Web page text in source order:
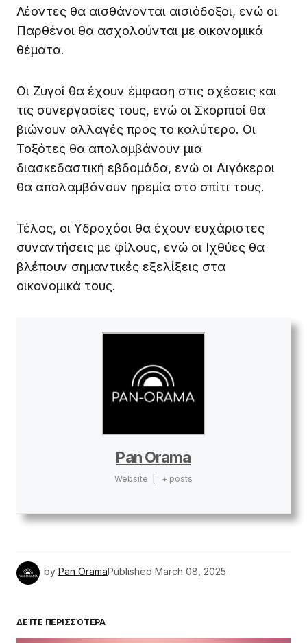
Λέοντες θα αισθάνονται αισιόδοξοι, ενώ οι
Παρθένοι θα ασχολούνται με οικονομικά
θέματα.
Οι Ζυγοί θα έχουν έμφαση στις σχέσεις και
τις συνεργασίες τους, ενώ οι Σκορπιοί θα
βιώνουν αλλαγές προς το καλύτερο. Οι
Τοξότες θα απολαμβάνουν μια
διασκεδαστική εβδομάδα, ενώ οι Αιγόκεροι
θα απολαμβάνουν ηρεμία στο σπίτι τους.
Τέλος, οι Υδροχόοι θα έχουν ευχάριστες
συναντήσεις με φίλους, ενώ οι Ιχθύες θα
βλέπουν σημαντικές εξελίξεις στα
οικονομικά τους.
Pan Orama
Website + posts
by Pan OramaPublished March 08, 2025
ΔΕΊΤΕ ΠΕΡΙΣΣΌΤΕΡΑ